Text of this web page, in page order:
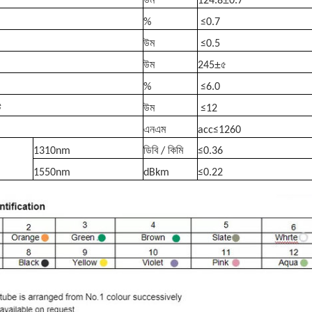
%
≤0.7
উম
≤0.5
উম
245±৫
%
≤6.0
উম ≤12
এনএম
acc≤1260
1310nm
ডিবি / কিমি ≤0.36
1550nm
dBkm ≤0.22